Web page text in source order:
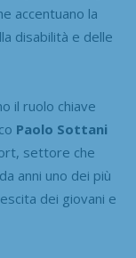
accentuano la
disabilità e delle
il ruolo chiave
Paolo Sottani
settore che
anni uno dei più
dei giovani e